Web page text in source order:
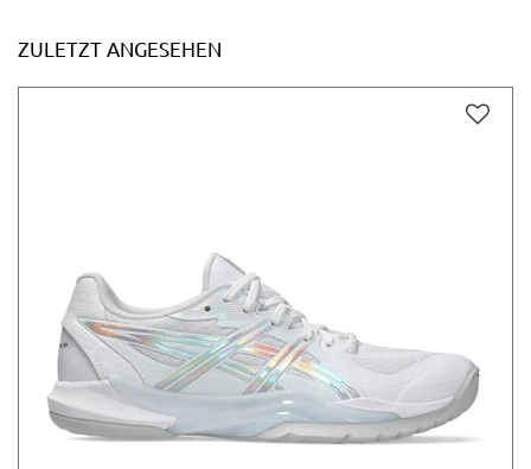
ZULETZT ANGESEHEN